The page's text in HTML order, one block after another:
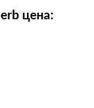
цена: